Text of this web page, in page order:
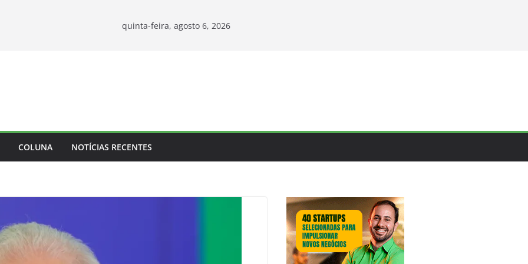
quinta-feira, agosto 6, 2026
COLUNA NOTÍCIAS RECENTES